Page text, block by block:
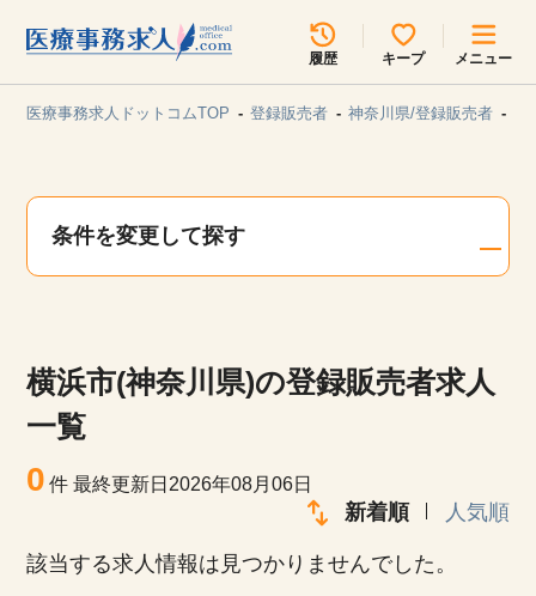
履歴 キープ メニュー
見学会・イベント情報
医療事務求人ドットコムTOP 登録販売者 神奈川県/登録販売者
条件を変更して探す
横浜市(神奈川県)の登録販売者求人
一覧
0 件最終更新日2026年08月06日
新着順 人気順
該当する求人情報は見つかりませんでした。
所在地のエリアを選択してください
各支店担当よりご連絡させていただきます。
関東
甲信越・北陸 中国・四国
九州・沖縄